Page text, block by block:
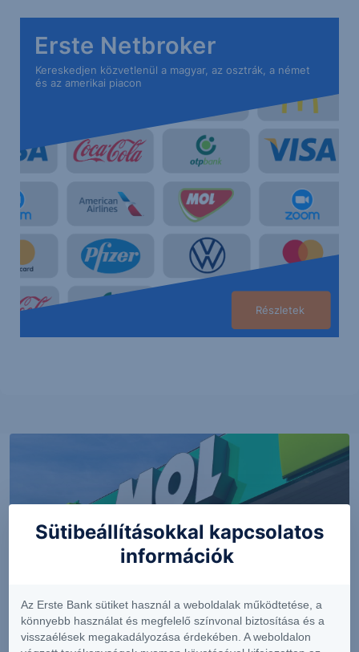
Erste Netbroker
Kereskedjen közvetlenül a magyar, az osztrák, a német
és az amerikai piacon
Részletek
PIACI HÍREK
Sütibeállításokkal kapcsolatos
információk
Az Erste Bank sütiket használ a weboldalak működtetése, a
könnyebb használat és megfelelő színvonal biztosítása és a
visszaélések megakadályozása érdekében. A weboldalon